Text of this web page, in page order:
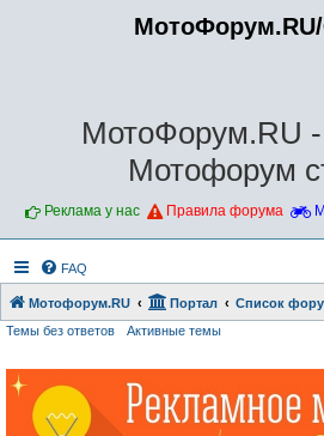
МотоФорум.RU
Мотофорум
Реклама у нас Правила форума
FAQ
Мотофорум.RU Портал Список
Темы без ответов Активные темы